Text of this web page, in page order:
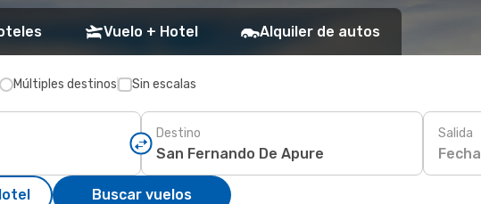
Vuelo + Hotel Alquiler de autos
Múltiples destinos Sin escalas
Destino Salida
Fecha
Buscar vuelos